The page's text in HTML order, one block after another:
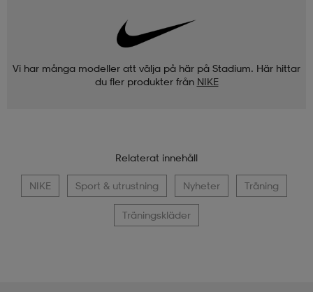
Vi har många modeller att välja på här på Stadium. Här hittar
du fler produkter från NIKE
Relaterat innehåll
NIKE Sport & utrustning Nyheter Träning
Träningskläder